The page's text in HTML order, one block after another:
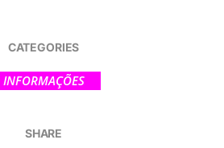
CATEGORIES
INFORMAÇÕES
SHARE